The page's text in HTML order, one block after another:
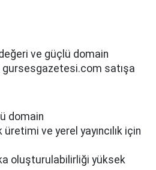
ve güçlü domain
gursesgazetesi.com satışa
domain
ve yerel yayıncılık için
oluşturulabilirliği yüksek